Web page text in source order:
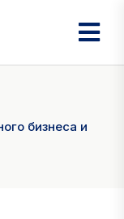
бизнеса и